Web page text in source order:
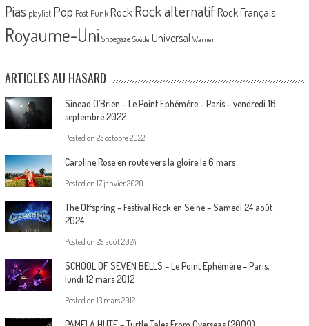
Pias playlist Pop Post Punk Rock Rock alternatif Rock Français
Royaume-Uni Shoegaze Suède Universal Warner
ARTICLES AU HASARD
Sinead O’Brien – Le Point Ephémère – Paris – vendredi 16
septembre 2022
Posted on 25 octobre 2022
Caroline Rose en route vers la gloire le 6 mars
Posted on 17 janvier 2020
The Offspring – Festival Rock en Seine – Samedi 24 août
2024
Posted on 29 août 2024
SCHOOL OF SEVEN BELLS – Le Point Ephémère – Paris,
lundi 12 mars 2012
Posted on 13 mars 2012